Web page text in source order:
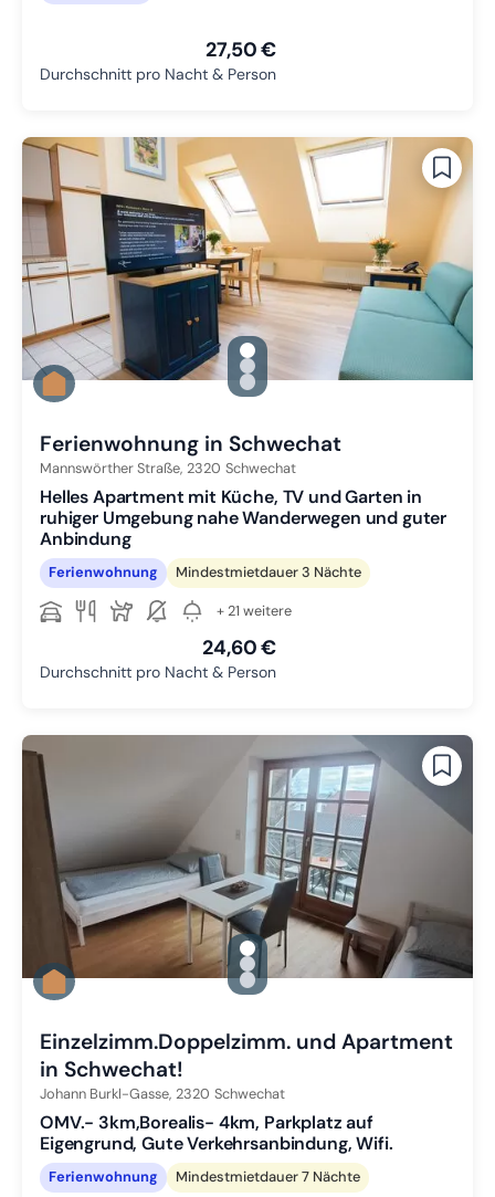
27,50 €
Durchschnitt pro Nacht & Person
gallery.slide_selector
Zu Slide 1 wechseln
Zu Slide 2 wechseln
Zu Slide 3 wechseln
Ferienwohnung in Schwechat
Mannswörther Straße, 2320 Schwechat
Helles Apartment mit Küche, TV und Garten in
ruhiger Umgebung nahe Wanderwegen und guter
Anbindung
Ferienwohnung Mindestmietdauer 3 Nächte
+ 21 weitere
24,60 €
Durchschnitt pro Nacht & Person
gallery.slide_selector
Zu Slide 1 wechseln
Zu Slide 2 wechseln
Zu Slide 3 wechseln
Einzelzimm.Doppelzimm. und Apartment
in Schwechat!
Johann Burkl-Gasse, 2320 Schwechat
OMV.- 3km,Borealis- 4km, Parkplatz auf
Eigengrund, Gute Verkehrsanbindung, Wifi.
Ferienwohnung Mindestmietdauer 7 Nächte